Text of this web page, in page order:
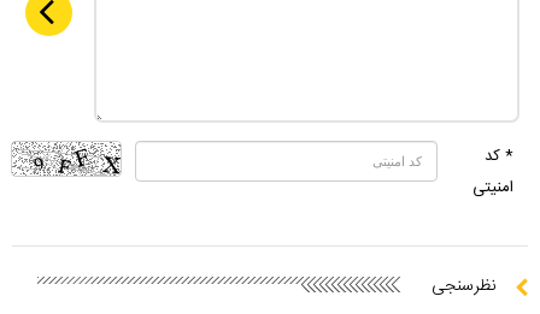
* کد
امنیتی
نظرسنجی